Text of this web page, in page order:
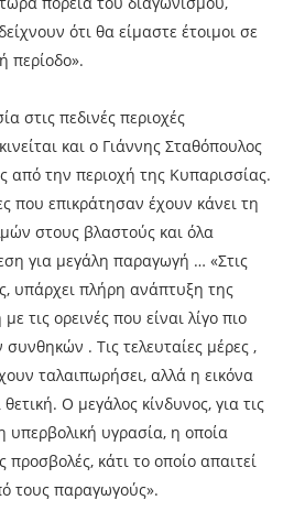
ότι θα είμαστε έτοιμοι σε
περίοδο».
στις πεδινές περιοχές
και ο Γιάννης Σταθόπουλος
από την περιοχή της Κυπαρισσίας.
που επικράτησαν έχουν κάνει τη
στους βλαστούς και όλα
για μεγάλη παραγωγή … «Στις
υπάρχει πλήρη ανάπτυξη της
τις ορεινές που είναι λίγο πιο
. Τις τελευταίες μέρες ,
ταλαιπωρήσει, αλλά η εικόνα
Ο μεγάλος κίνδυνος, για τις
υπερβολική υγρασία, η οποία
προσβολές, κάτι το οποίο απαιτεί
τους παραγωγούς».